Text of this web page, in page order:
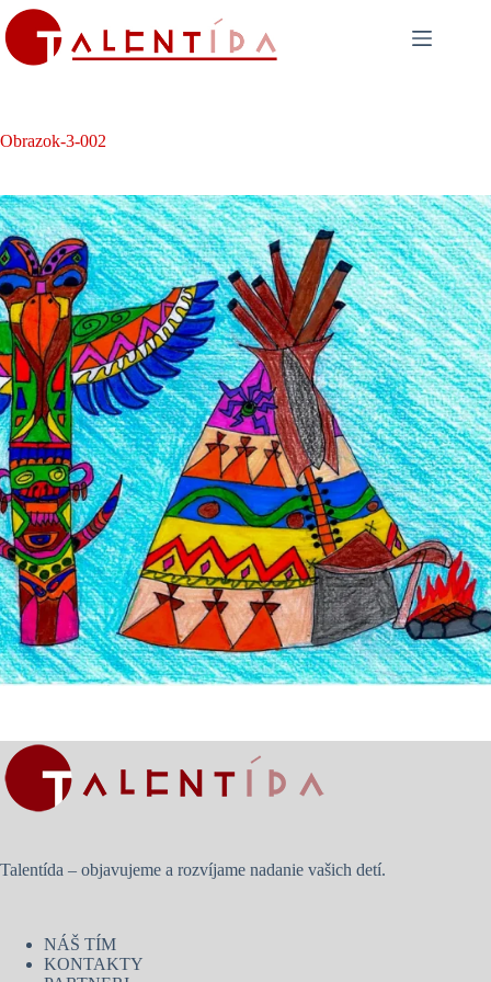
Skip
to
content
Obrazok-3-002
Talentída – objavujeme a rozvíjame nadanie vašich detí.
NÁŠ TÍM
KONTAKTY